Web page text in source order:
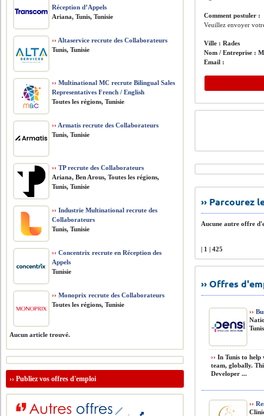
Comment postuler :
Veuillez envoyer
Ville :Rades
Nom / Entreprise :
Email :
››
Aucune autre offre
| 1 | 425
›› Offres
››
›› In Tunis to
team, globally.
Developer ...
››
Réception d’Appels
Ariana, Tunis, Tunisie
›› Altaservice recrute des Collaborateurs
Tunis, Tunisie
›› Multinational MC recrute Bilingual Sales
Representatives French / English
Toutes les régions, Tunisie
›› Armatis recrute des Collaborateurs
Tunis, Tunisie
›› TP recrute des Collaborateurs
Ariana, Ben Arous, Toutes les régions,
Tunis, Tunisie
›› Industrie Multinational recrute des
Collaborateurs
Tunis, Tunisie
›› Concentrix recrute en Réception des
Appels
Tunisie
›› Monoprix recrute des Collaborateurs
Toutes les régions, Tunisie
Aucun article trouvé.
››Publiez vos offres d'emploi